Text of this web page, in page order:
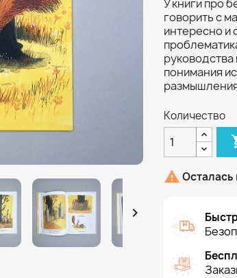

У книги про
говорить с
интересно и
понимания
Количество
 Осталась